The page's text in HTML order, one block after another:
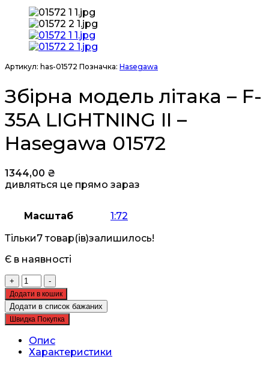
Артикул: has-01572 Позначка: Hasegawa
Збірна модель літака – F-
35A LIGHTNING II –
Hasegawa 01572
1344,00 ₴
дивляться це прямо зараз
Масштаб
1:72
Тільки7 товар(ів)залишилось!
Є в наявності
+
Збірна
модель
літака
-
F-
35A
LIGHTNING
-
Додати в кошик
Додати в список бажаних
Швидка Покупка
Опис
Характеристики